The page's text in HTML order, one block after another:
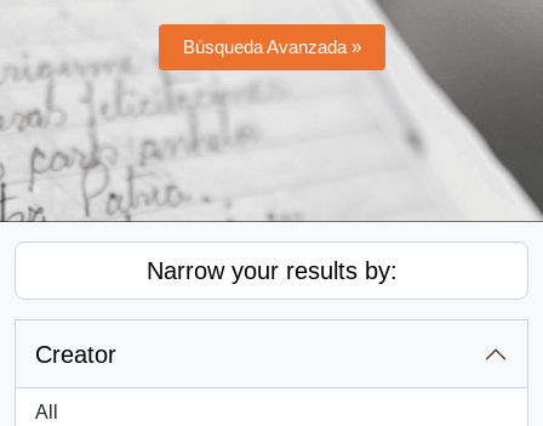
Búsqueda Avanzada »
Narrow your results by:
Creator
All